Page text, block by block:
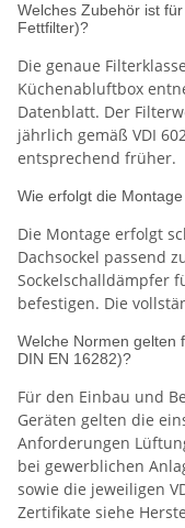
Welches Zubehör ist
Fettfilter)?
Die genaue
Küchenabluftbox
Datenblatt. Der
jährlich gemäß VDI
entsprechend früher.
Wie erfolgt die
Die Montage erfolgt
Dachsockel passend
Sockelschalldämpfer
befestigen. Die
Welche Normen gelten
DIN EN 16282)?
Für den Einbau und
Geräten gelten die
Anforderungen
bei gewerblichen
sowie die jeweiligen
Zertifikate siehe